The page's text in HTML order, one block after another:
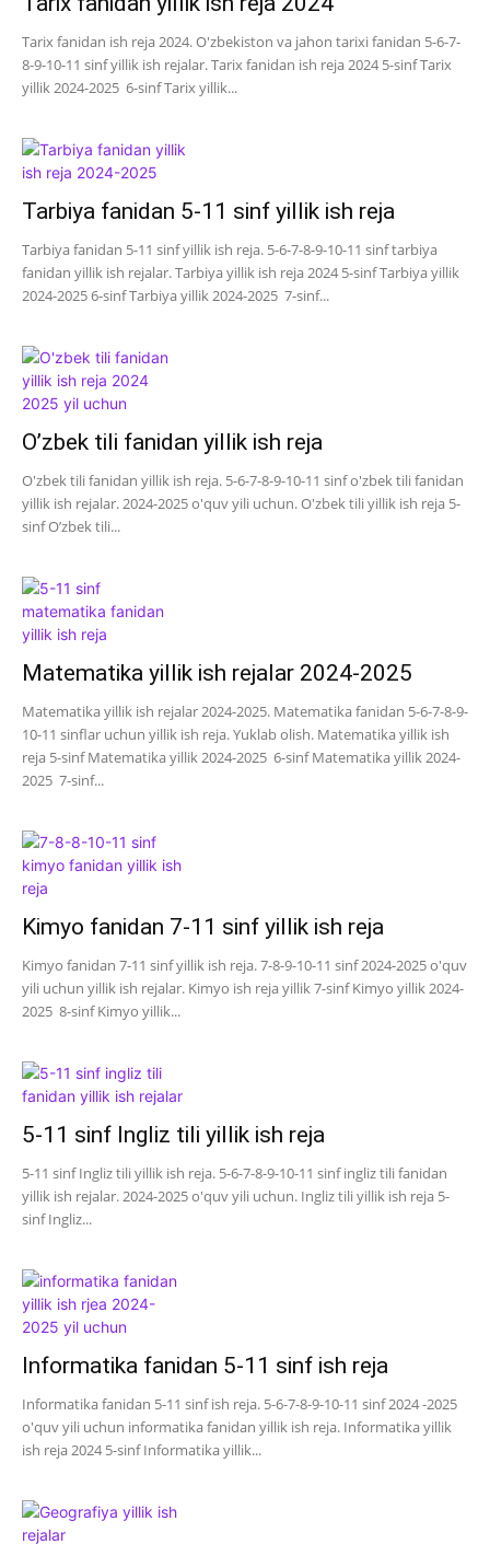
Tarix fanidan ish reja 2024. O'zbekiston va jahon tarixi fanidan 5-6-7-
8-9-10-11 sinf yillik ish rejalar. Tarix fanidan ish reja 2024 5-sinf Tarix
yillik 2024-2025 6-sinf Tarix yillik...
Tarbiya fanidan 5-11 sinf yillik ish reja
Tarbiya fanidan 5-11 sinf yillik ish reja. 5-6-7-8-9-10-11 sinf tarbiya
fanidan yillik ish rejalar. Tarbiya yillik ish reja 2024 5-sinf Tarbiya yillik
2024-2025 6-sinf Tarbiya yillik 2024-2025 7-sinf...
O’zbek tili fanidan yillik ish reja
O'zbek tili fanidan yillik ish reja. 5-6-7-8-9-10-11 sinf o'zbek tili fanidan
yillik ish rejalar. 2024-2025 o'quv yili uchun. O'zbek tili yillik ish reja 5-
sinf O’zbek tili...
Matematika yillik ish rejalar 2024-2025
Matematika yillik ish rejalar 2024-2025. Matematika fanidan 5-6-7-8-9-
10-11 sinflar uchun yillik ish reja. Yuklab olish. Matematika yillik ish
reja 5-sinf Matematika yillik 2024-2025 6-sinf Matematika yillik 2024-
2025 7-sinf...
Kimyo fanidan 7-11 sinf yillik ish reja
Kimyo fanidan 7-11 sinf yillik ish reja. 7-8-9-10-11 sinf 2024-2025 o'quv
yili uchun yillik ish rejalar. Kimyo ish reja yillik 7-sinf Kimyo yillik 2024-
2025 8-sinf Kimyo yillik...
5-11 sinf Ingliz tili yillik ish reja
5-11 sinf Ingliz tili yillik ish reja. 5-6-7-8-9-10-11 sinf ingliz tili fanidan
yillik ish rejalar. 2024-2025 o'quv yili uchun. Ingliz tili yillik ish reja 5-
sinf Ingliz...
Informatika fanidan 5-11 sinf ish reja
Informatika fanidan 5-11 sinf ish reja. 5-6-7-8-9-10-11 sinf 2024 -2025
o'quv yili uchun informatika fanidan yillik ish reja. Informatika yillik
ish reja 2024 5-sinf Informatika yillik...